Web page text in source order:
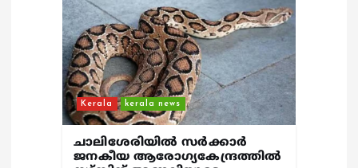
Kerala kerala news
ചാലിശേരിയില്‍ സര്‍ക്കാര്‍
ജനകീയ ആരോഗ്യകേന്ദ്രത്തില്‍